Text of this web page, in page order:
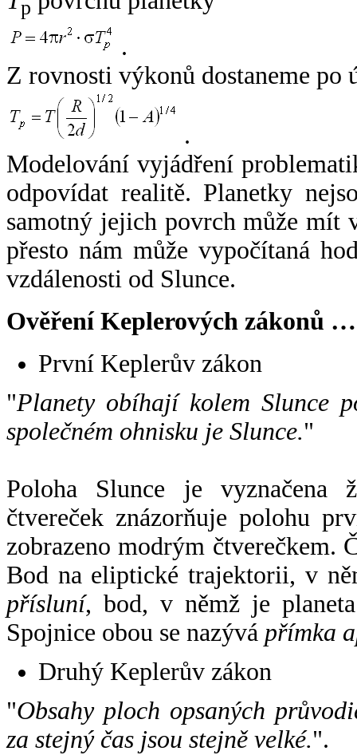
p
.
Z rovnosti výkonů dostaneme po
.
Modelování vyjádření
odpovídat realitě. Planetky
samotný jejich povrch může mít
přesto nám může vypočítaná
vzdálenosti od Slunce.
Ověření Keplerových zákonů …
První Keplerův zákon
"Planety obíhají kolem Slunce
společném ohnisku je Slunce."
Poloha Slunce je vyznačena
čtvereček znázorňuje polohu
zobrazeno modrým čtverečkem.
Bod na eliptické trajektorii, v
přísluní, bod, v němž je
Spojnice obou se nazývá přímka
Druhý Keplerův zákon
"Obsahy ploch opsaných
za stejný čas jsou stejně velké.".